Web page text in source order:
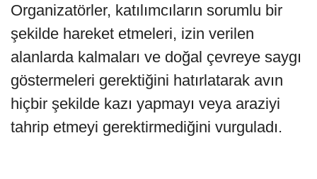
Organizatörler, katılımcıların sorumlu bir
şekilde hareket etmeleri, izin verilen
alanlarda kalmaları ve doğal çevreye saygı
göstermeleri gerektiğini hatırlatarak avın
hiçbir şekilde kazı yapmayı veya araziyi
tahrip etmeyi gerektirmediğini vurguladı.